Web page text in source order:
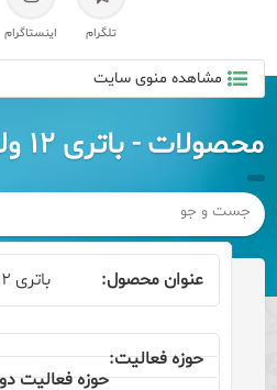
تلگرام اینستاگرام
مشاهده منوی سایت
محصولات - باتری ۱۲ ولت ۲۸آمپر ساعت
باتری ۱۲ ولت ۲۸آمپر ساعت